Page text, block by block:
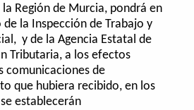
Región de Murcia, pondrá en
la Inspección de Trabajo y
y de la Agencia Estatal de
Tributaria, a los efectos
comunicaciones de
que hubiera recibido, en los
establecerán